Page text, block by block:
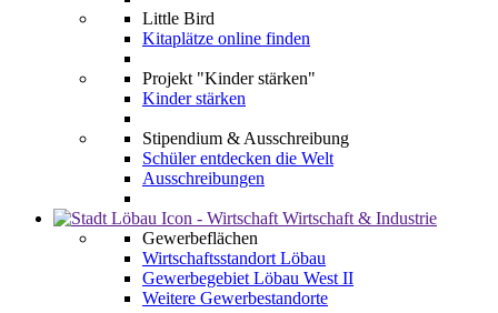
Little Bird
Kitaplätze online finden
Projekt "Kinder stärken"
Kinder stärken
Stipendium & Ausschreibung
Schüler entdecken die Welt
Ausschreibungen
Wirtschaft & Industrie
Gewerbeflächen
Wirtschaftsstandort Löbau
Gewerbegebiet Löbau West II
Weitere Gewerbestandorte